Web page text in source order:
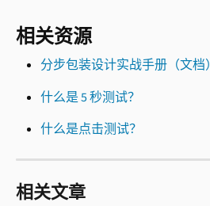
相关资源
分步包装设计实战手册（文档）
什么是 5 秒测试？
什么是点击测试？
相关文章